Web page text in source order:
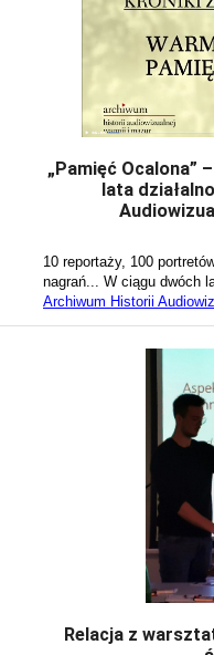
„Pamięć Ocalona”
lata
10 reportaży, 100
Archiwum Historii
Relacja z